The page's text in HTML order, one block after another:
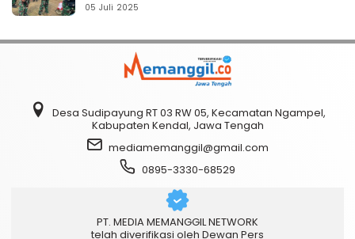
05 Juli 2025
Desa Sudipayung RT 03 RW 05, Kecamatan Ngampel,
Kabupaten Kendal, Jawa Tengah
mediamemanggil@gmail.com
0895-3330-68529
PT. MEDIA MEMANGGIL NETWORK
telah diverifikasi oleh Dewan Pers